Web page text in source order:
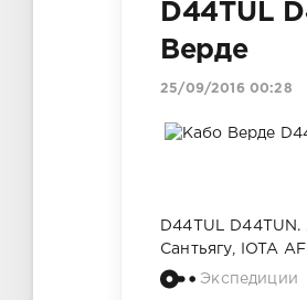
D44TUL
Верде
25/09/2016 00:28
D44TUL
Сантьягу, IOTA
Экспедиции